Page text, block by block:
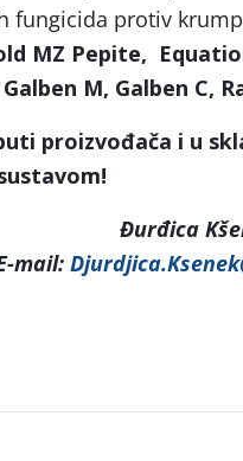
fungicida protiv
MZ Pepite,
M, Galben C,
proizvođača i u
Đurđica
mail: